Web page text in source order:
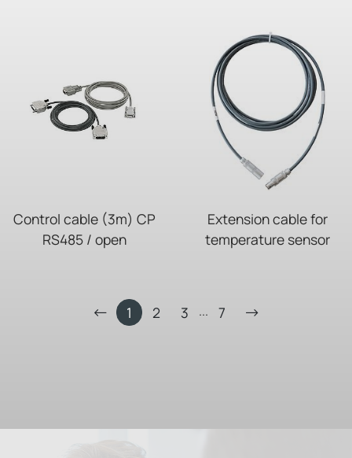
Control cable (3m) CP
RS485 / open
Extension cable for
temperature sensor
1 2 3 ... 7